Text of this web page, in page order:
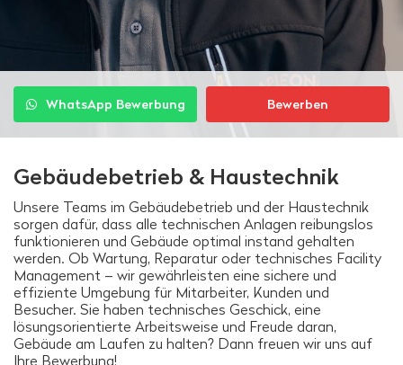
WhatsApp Bewerbung Bewerben
Gebäudebetrieb & Haustechnik
Unsere Teams im Gebäudebetrieb und der Haustechnik
sorgen dafür, dass alle technischen Anlagen reibungslos
funktionieren und Gebäude optimal instand gehalten
werden. Ob Wartung, Reparatur oder technisches Facility
Management – wir gewährleisten eine sichere und
effiziente Umgebung für Mitarbeiter, Kunden und
Besucher. Sie haben technisches Geschick, eine
lösungsorientierte Arbeitsweise und Freude daran,
Gebäude am Laufen zu halten? Dann freuen wir uns auf
Ihre Bewerbung!